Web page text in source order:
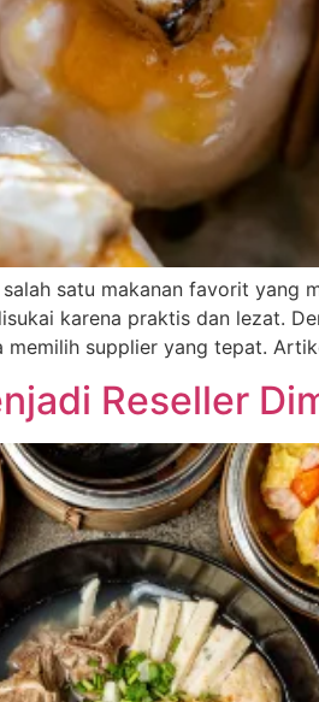
satu makanan favorit
karena praktis dan lezat.
memilih supplier yang tepat.
Reseller